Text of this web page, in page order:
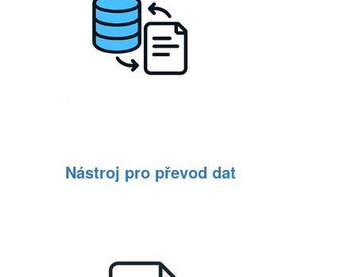
Nástroj pro převod dat